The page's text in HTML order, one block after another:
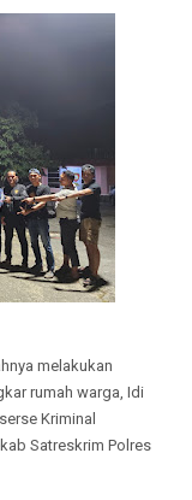
melakukan
rumah warga, Idi
Kriminal
Satreskrim Polres